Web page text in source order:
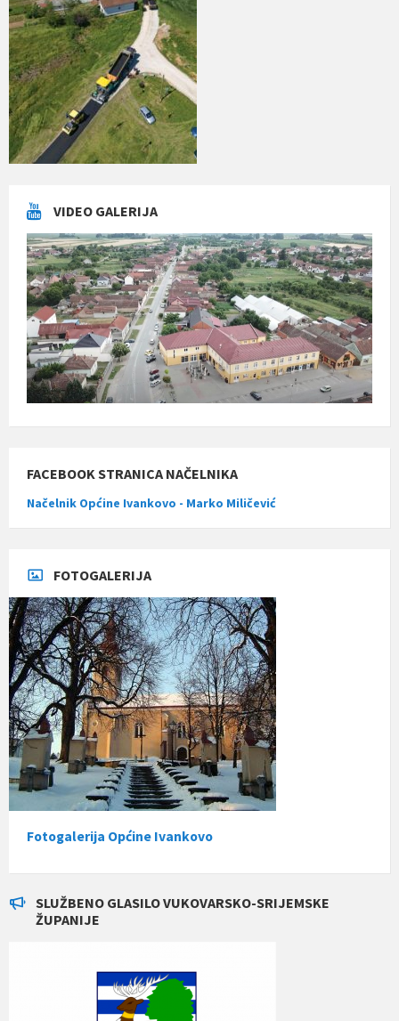
VIDEO GALERIJA
FACEBOOK STRANICA NAČELNIKA
Načelnik Općine Ivankovo - Marko Miličević
FOTOGALERIJA
Fotogalerija Općine Ivankovo
SLUŽBENO GLASILO VUKOVARSKO-SRIJEMSKE
ŽUPANIJE